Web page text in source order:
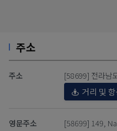
주소
주소 [58699] 전라남
거리 및
영문주소
[58699] 149,